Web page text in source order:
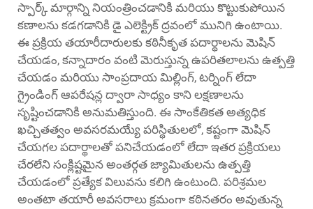
స్పార్క్ మార్గాన్ని నియంత్రించడానికి మరియు కొట్టుకుపోయిన
కణాలను కడగడానికి డై ఎలెక్ట్రిక్ ద్రవంలో మునిగి ఉంటాయి.
ఈ ప్రక్రియ తయారీదారులకు కఠినీకృత పదార్థాలను మెషిన్
చేయడం, కన్నాదారం వంటి మెరుస్తున్న ఉపరితలాలను ఉత్పత్తి
చేయడం మరియు సాంప్రదాయ మిల్లింగ్, టర్నింగ్ లేదా
గ్రైండింగ్ ఆపరేషన్ల ద్వారా సాధ్యం కాని లక్షణాలను
సృష్టించడానికి అనుమతిస్తుంది. ఈ సాంకేతికత అత్యధిక
ఖచ్చితత్వం అవసరమయ్యే పరిస్థితులలో, కష్టంగా మెషిన్
చేయగల పదార్థాలతో పనిచేయడంలో లేదా ఇతర ప్రక్రియలు
చేరలేని సంక్లిష్టమైన అంతర్గత జ్యామితులను ఉత్పత్తి
చేయడంలో ప్రత్యేక విలువను కలిగి ఉంటుంది. పరిశ్రమల
అంతటా తయారీ అవసరాలు క్రమంగా కఠినతరం అవుతున్న